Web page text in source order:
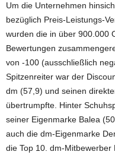
Um die Unternehmen
bezüglich Preis-Leistungs-
wurden die in über 900.000
Bewertungen
von -100 (ausschließlich
Spitzenreiter war der
dm (57,9) und seinen
übertrumpfte. Hinter
seiner Eigenmarke Balea
auch die dm-Eigenmarke
die Top 10. dm-Mitbewerber